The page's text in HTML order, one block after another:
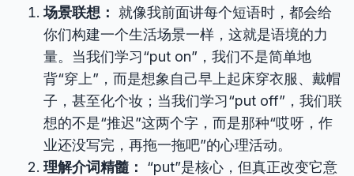
场景联想：
就像我前面讲每个短语时，都会给
你们构建一个生活场景一样，这就是语境的力
量。当我们学习“put on”，我们不是简单地
背“穿上”，而是想象自己早上起床穿衣服、戴帽
子，甚至化个妆；当我们学习“put off”，我们联
想的不是“推迟”这两个字，而是那种“哎呀，作
业还没写完，再拖一拖吧”的心理活动。
理解介词精髓：
“put”是核心，但真正改变它意